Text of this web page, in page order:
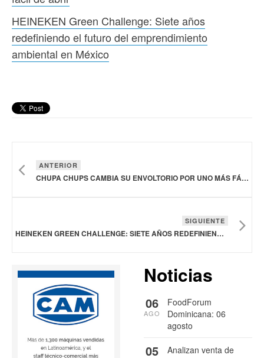
HEINEKEN Green Challenge: Siete años
redefiniendo el futuro del emprendimiento
ambiental en México
ANTERIOR
CHUPA CHUPS CAMBIA SU ENVOLTORIO POR UNO MÁS FÁCIL DE ABRIR
SIGUIENTE
HEINEKEN GREEN CHALLENGE: SIETE AÑOS REDEFINIENDO EL FUTURO DEL EMPRENDIMIENTO AMBIENTAL EN MÉXICO
Noticias
FoodForum
Dominicana: 06
agosto
06
AGO
Analizan venta de
05